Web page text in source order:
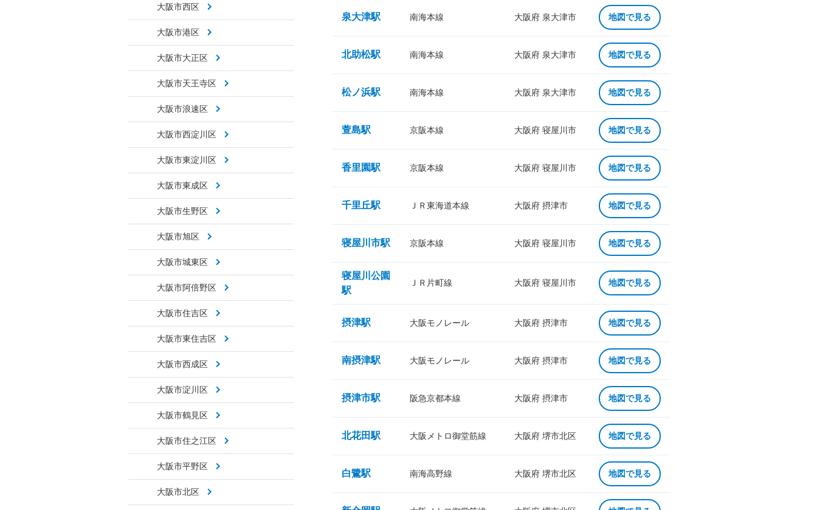
大阪市西区
大阪市港区
大阪市大正区
大阪市天王寺区
大阪市浪速区
大阪市西淀川区
大阪市東淀川区
大阪市東成区
大阪市生野区
大阪市旭区
大阪市城東区
大阪市阿倍野区
大阪市住吉区
大阪市東住吉区
大阪市西成区
大阪市淀川区
大阪市鶴見区
大阪市住之江区
大阪市平野区
大阪市北区
泉大津駅 南海本線 大阪府 泉大津市 地図で見る
北助松駅 南海本線 大阪府 泉大津市 地図で見る
松ノ浜駅 南海本線 大阪府 泉大津市 地図で見る
萱島駅 京阪本線 大阪府 寝屋川市 地図で見る
香里園駅 京阪本線 大阪府 寝屋川市 地図で見る
千里丘駅 ＪＲ東海道本線 大阪府 摂津市 地図で見る
寝屋川市駅 京阪本線 大阪府 寝屋川市 地図で見る
寝屋川公園
駅
ＪＲ片町線 大阪府 寝屋川市 地図で見る
摂津駅 大阪モノレール 大阪府 摂津市 地図で見る
南摂津駅 大阪モノレール 大阪府 摂津市 地図で見る
摂津市駅 阪急京都本線 大阪府 摂津市 地図で見る
北花田駅 大阪メトロ御堂筋線 大阪府 堺市北区 地図で見る
白鷺駅 南海高野線 大阪府 堺市北区 地図で見る